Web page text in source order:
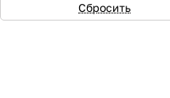
Сбросить